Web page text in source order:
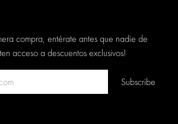
compra, entérate antes que nadie de
acceso a descuentos exclusivos!
Subscribe